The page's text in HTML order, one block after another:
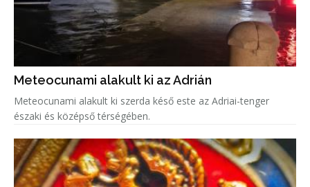
Meteocunami alakult ki az Adrián
Meteocunami alakult ki szerda késő este az Adriai-tenger
északi és középső térségében.